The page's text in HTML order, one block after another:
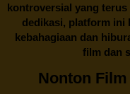
kontroversial yang terus
dedikasi, platform ini
kebahagiaan dan
film dan
Nonton